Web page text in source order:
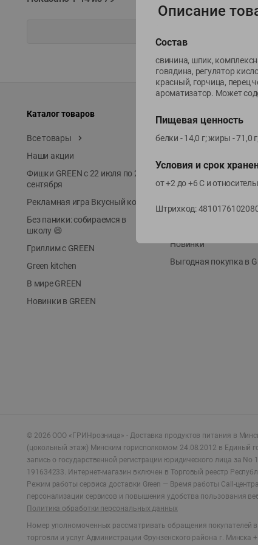
Каталог товаров
Все товары
Наши акции
Фишки GREEN с 22 июля по 22
сентября
Рекламная игра Вкусный код
Без паники: собираемся в
школу 😄
Гриллим с GREEN
Green kitchen
В мире GREEN
Новинки в GREEN
Акции
ЭКОлиния
Собственное пр-во
Новинки
Выгодная покупка в
© 2026 ООО «ГРИНрозница» - Доставка продуктов питания в
(цокольный этаж) Минским горисполкомом 24.08.2012 в Единый
запись о государственной регистрации юридического лица за No
191634233. Интернет-магазин включен в Торговый реестр
Режим работы сервиса доставки Green — Время работы Call-
персонализации сервисов и повышения удобства пользования
Политика обработки персональных данных
Номер уполномоченных рассматривать обращения покупателей
торговли и услуг Администрации Фрунзенского района г. Минска
Описание
Состав
свинина, шпик,
говядина, регулятор
красный, горчица, перец
ароматизатор. Может
Пищевая ценность
белки - 14,0 г; жиры - 71,0
Условия и срок
от +2 до +6 С и
Штрихкод: